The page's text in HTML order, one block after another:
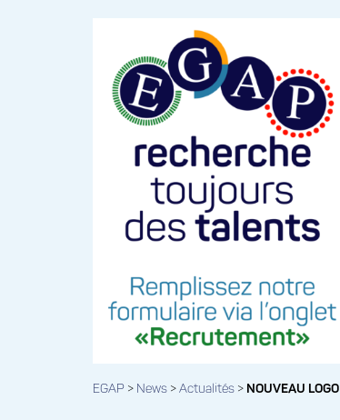
EGAP > News >Actualités > NOUVEAU LOGO